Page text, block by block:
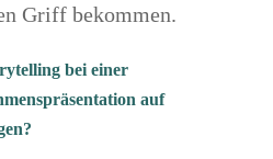
Griff bekommen.
bei einer
auf